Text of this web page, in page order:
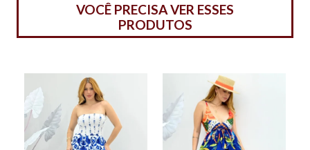
VOCÊ PRECISA VER ESSES
PRODUTOS